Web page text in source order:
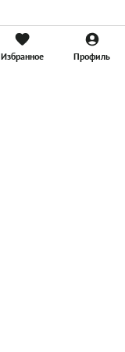
Избранное Профиль